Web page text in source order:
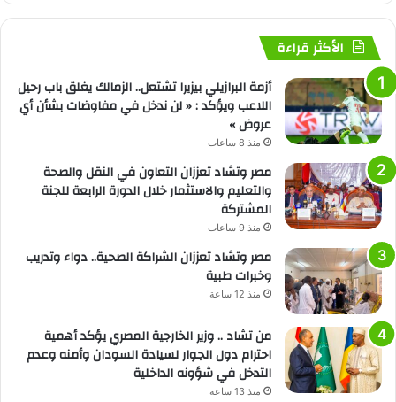
الأكثر قراءة
أزمة البرازيلي بيزيرا تشتعل.. الزمالك يغلق باب رحيل
اللاعب ويؤكد : « لن ندخل في مفاوضات بشأن أي
عروض »
منذ 8 ساعات
مصر وتشاد تعززان التعاون في النقل والصحة
والتعليم والاستثمار خلال الدورة الرابعة للجنة
المشتركة
منذ 9 ساعات
مصر وتشاد تعززان الشراكة الصحية.. دواء وتدريب
وخبرات طبية
منذ 12 ساعة
من تشاد .. وزير الخارجية المصري يؤكد أهمية
احترام دول الجوار لسيادة السودان وأمنه وعدم
التدخل في شؤونه الداخلية
منذ 13 ساعة